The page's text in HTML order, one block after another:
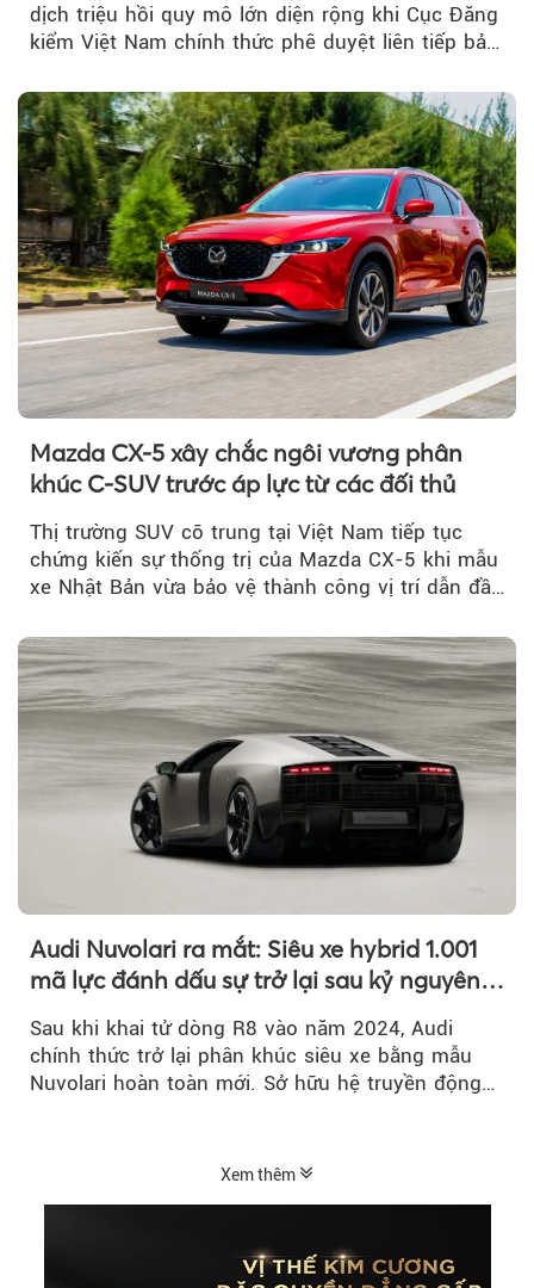
dịch triệu hồi quy mô lớn diện rộng khi Cục Đăng
kiểm Việt Nam chính thức phê duyệt liên tiếp bảy
Mazda CX-5 xây chắc ngôi vương phân
khúc C-SUV trước áp lực từ các đối thủ
Thị trường SUV cỡ trung tại Việt Nam tiếp tục
chứng kiến sự thống trị của Mazda CX-5 khi mẫu
xe Nhật Bản vừa bảo vệ thành công vị trí dẫn đầu
Audi Nuvolari ra mắt: Siêu xe hybrid 1.001
mã lực đánh dấu sự trở lại sau kỷ nguyên
Sau khi khai tử dòng R8 vào năm 2024, Audi
chính thức trở lại phân khúc siêu xe bằng mẫu
Nuvolari hoàn toàn mới. Sở hữu hệ truyền động
xem là tuyên ngôn mới của Audi trong kỷ nguyên
Xem thêm